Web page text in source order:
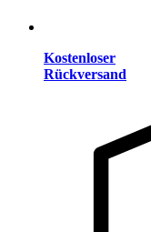
Kostenloser
Rückversand